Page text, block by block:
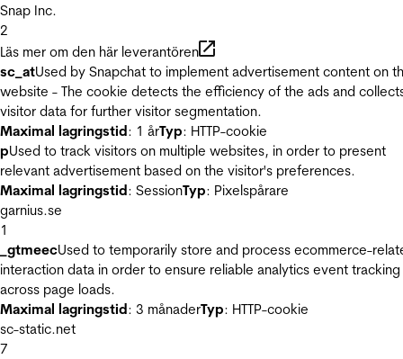
Snap Inc.
2
Läs mer om den här leverantören
sc_atUsed by Snapchat to implement advertisement content on
website - The cookie detects the efficiency of the ads and
visitor data for further visitor segmentation.
Maximal lagringstid: 1 årTyp: HTTP-cookie
pUsed to track visitors on multiple websites, in order to present
relevant advertisement based on the visitor's preferences.
Maximal lagringstid: SessionTyp: Pixelspårare
garnius.se
1
_gtmeecUsed to temporarily store and process ecommerce-
interaction data in order to ensure reliable analytics event tracking
across page loads.
Maximal lagringstid: 3 månaderTyp: HTTP-cookie
sc-static.net
7